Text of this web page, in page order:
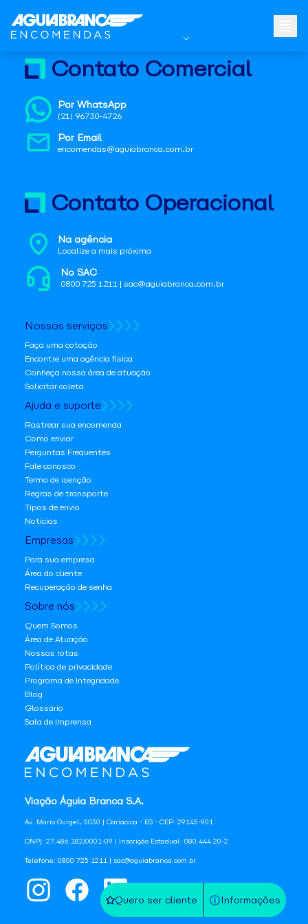
Quero ser cliente Informações
Viação Águia Branca S.A.
Av. Mario Gurgel, 5030 | Cariacica - ES - CEP: 29145-901
CNPJ: 27.486.182/0001-09 | Inscrição Estadual: 080.444.20-2
Telefone: 0800 725 1211 | sac@aguiabranca.com.br
Contato Comercial
Por WhatsApp
(21) 96730-4726
Por Email
encomendas@aguiabranca.com.br
Contato Operacional
Na agência
Localize a mais próxima
No SAC
0800 725 1211 | sac@aguiabranca.com.br
Nossos serviços
Faça uma cotação
Encontre uma agência física
Conheça nossa área de atuação
Solicitar coleta
Ajuda e suporte
Rastrear sua encomenda
Como enviar
Perguntas Frequentes
Fale conosco
Termo de isenção
Regras de transporte
Tipos de envio
Notícias
Empresas
Para sua empresa
Área do cliente
Recuperação de senha
Sobre nós
Quem Somos
Área de Atuação
Nossas rotas
Política de privacidade
Programa de Integridade
Blog
Glossário
Sala de Imprensa